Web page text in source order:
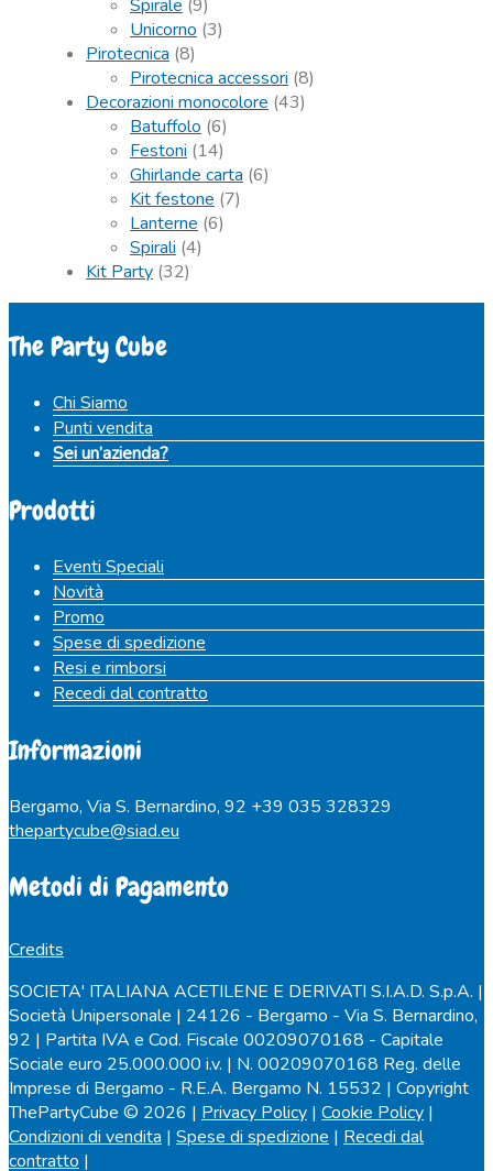
Spirale (9)
Unicorno (3)
Pirotecnica (8)
Pirotecnica accessori (8)
Decorazioni monocolore (43)
Batuffolo (6)
Festoni (14)
Ghirlande carta (6)
Kit festone (7)
Lanterne (6)
Spirali (4)
Kit Party (32)
The Party Cube
Chi Siamo
Punti vendita
Sei un’azienda?
Prodotti
Eventi Speciali
Novità
Promo
Spese di spedizione
Resi e rimborsi
Recedi dal contratto
Informazioni
Bergamo, Via S. Bernardino, 92 +39 035 328329
thepartycube@siad.eu
Metodi di Pagamento
Credits
SOCIETA' ITALIANA ACETILENE E DERIVATI S.I.A.D. S.p.A. |
Società Unipersonale | 24126 - Bergamo - Via S. Bernardino,
92 | Partita IVA e Cod. Fiscale 00209070168 - Capitale
Sociale euro 25.000.000 i.v. | N. 00209070168 Reg. delle
Imprese di Bergamo - R.E.A. Bergamo N. 15532 | Copyright
ThePartyCube © 2026 | Privacy Policy | Cookie Policy |
Condizioni di vendita | Spese di spedizione | Recedi dal
contratto |